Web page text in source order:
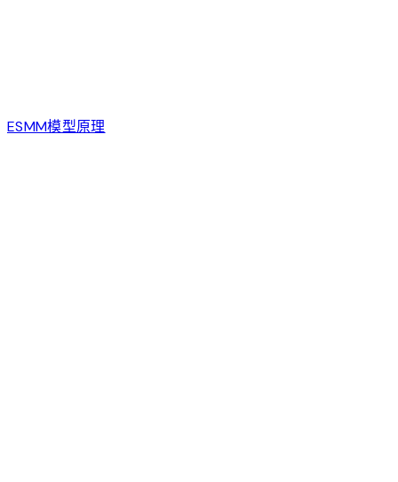
ESMM模型原理